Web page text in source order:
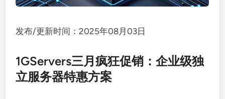
发布/更新时间：2025年08月03日
1GServers三月疯狂促销：企业级独
立服务器特惠方案